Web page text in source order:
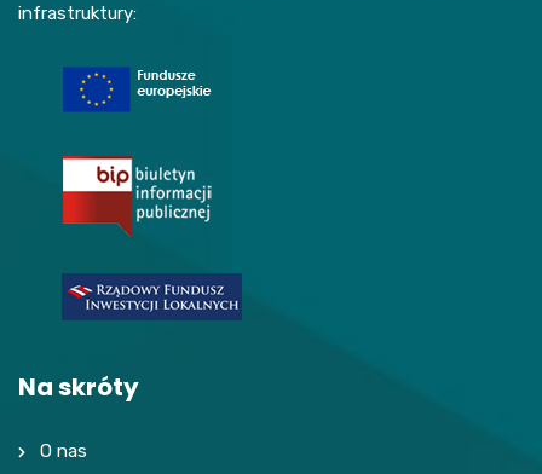
infrastruktury:
Na skróty
O nas